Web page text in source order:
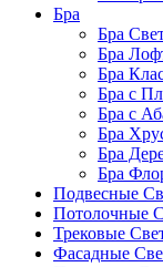
Бра
Бра
Бра
Бра
Бра с
Бра с
Бра
Бра
Бра
Подвесные
Потолочные
Трековые
Фасадные